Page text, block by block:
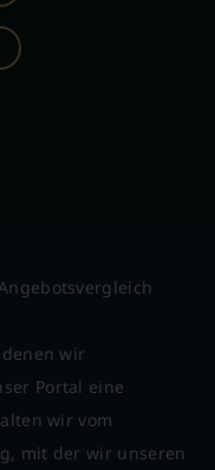
wir
Portal eine
wir vom
mit der wir unseren